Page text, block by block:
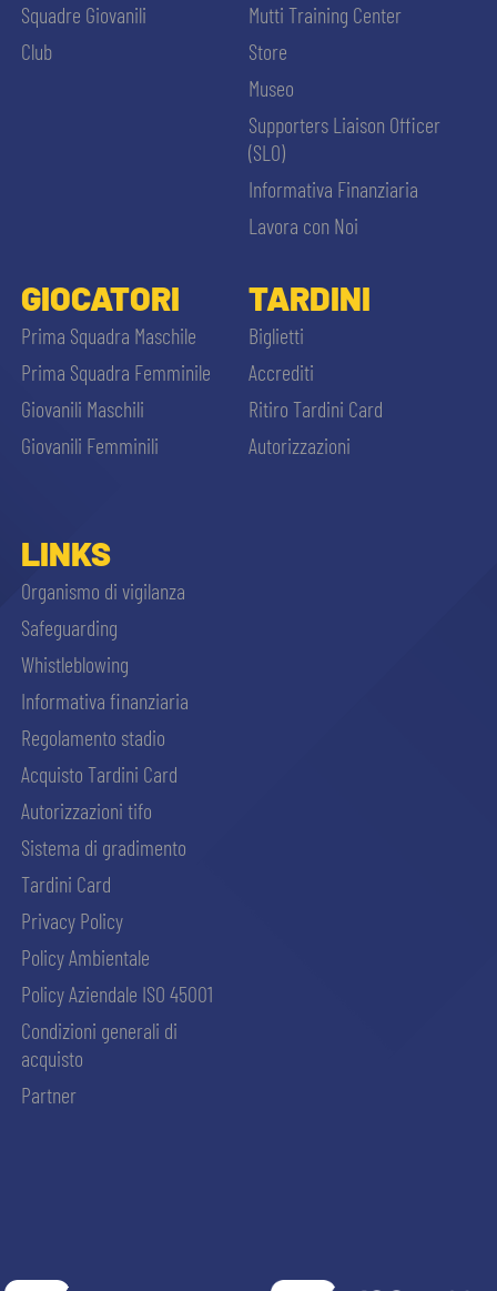
Squadre Giovanili
Club
Mutti Training Center
Store
Museo
Supporters Liaison Officer
(SLO)
Informativa Finanziaria
Lavora con Noi
GIOCATORI
Prima Squadra Maschile
Prima Squadra Femminile
Giovanili Maschili
Giovanili Femminili
TARDINI
Biglietti
Accrediti
Ritiro Tardini Card
Autorizzazioni
LINKS
Organismo di vigilanza
Safeguarding
Whistleblowing
Informativa finanziaria
Regolamento stadio
Acquisto Tardini Card
Autorizzazioni tifo
Sistema di gradimento
Tardini Card
Privacy Policy
Policy Ambientale
Policy Aziendale ISO 45001
Condizioni generali di
acquisto
Partner